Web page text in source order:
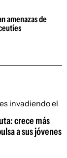
amenazas de
crece más
a sus jóvenes